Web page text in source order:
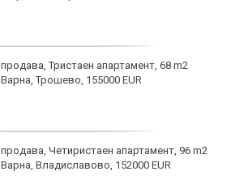
продава, Тристаен апартамент, 68 m2
Варна, Трошево, 155000 EUR
продава, Четиристаен апартамент, 96 m2
Варна, Владиславово, 152000 EUR